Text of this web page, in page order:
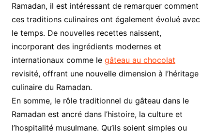
Ramadan, il est intéressant de remarquer comment
ces traditions culinaires ont également évolué avec
le temps. De nouvelles recettes naissent,
incorporant des ingrédients modernes et
internationaux comme le gâteau au chocolat
revisité, offrant une nouvelle dimension à l’héritage
culinaire du Ramadan.
En somme, le rôle traditionnel du gâteau dans le
Ramadan est ancré dans l’histoire, la culture et
l’hospitalité musulmane. Qu’ils soient simples ou